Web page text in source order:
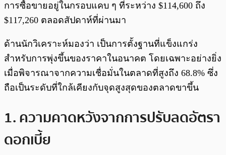
การซื้อขายอยู่ในกรอบแคบ ๆ ที่ระหว่าง $114,600 ถึง
$117,260 ตลอดสัปดาห์ที่ผ่านมา
ด้านนักวิเคราะห์มองว่า เป็นการตั้งฐานที่แข็งแกร่ง
สำหรับการพุ่งขึ้นของราคาในอนาคต โดยเฉพาะอย่างยิ่ง
เมื่อพิจารณาจากความเชื่อมั่นในตลาดที่สูงถึง 68.8% ซึ่ง
ถือเป็นระดับที่ใกล้เคียงกับจุดสูงสุดของตลาดขาขึ้น
1. ความคาดหวังจากการปรับลดอัตรา
ดอกเบี้ย